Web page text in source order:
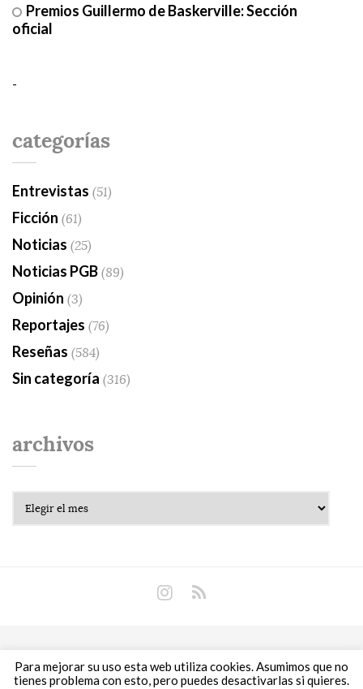
Premios Guillermo de Baskerville: Sección
oficial
-
categorías
Entrevistas (51)
Ficción (61)
Noticias (25)
Noticias PGB(89)
Opinión (3)
Reportajes (76)
Reseñas (584)
Sin categoría (316)
archivos
Copyright © 2018 Libros Prohibidos •
Política de
privacidad
Para mejorar su uso esta web utiliza cookies. Asumimos que no
tienes problema con esto, pero puedes desactivarlas si quieres.